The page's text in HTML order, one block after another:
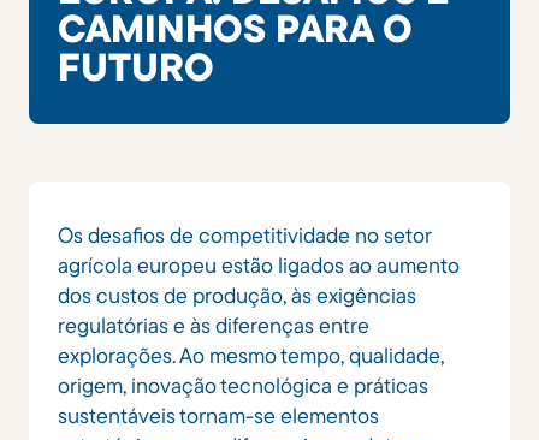
CAMINHOS PARA O
FUTURO
Os desafios de competitividade no setor
agrícola europeu estão ligados ao aumento
dos custos de produção, às exigências
regulatórias e às diferenças entre
explorações. Ao mesmo tempo, qualidade,
origem, inovação tecnológica e práticas
sustentáveis tornam-se elementos